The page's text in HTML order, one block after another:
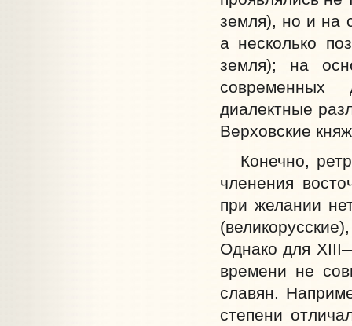
земля), но и на
а несколько
земля); на
современных
диалектные
Верховские
Конечно,
членения
при желании
Однако для
времени не
славян.
степени